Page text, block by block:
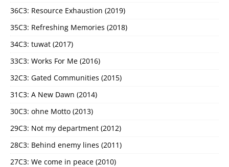
36C3: Resource Exhaustion (2019)
35C3: Refreshing Memories (2018)
34C3: tuwat (2017)
33C3: Works For Me (2016)
32C3: Gated Communities (2015)
31C3: A New Dawn (2014)
30C3: ohne Motto (2013)
29C3: Not my department (2012)
28C3: Behind enemy lines (2011)
27C3: We come in peace (2010)